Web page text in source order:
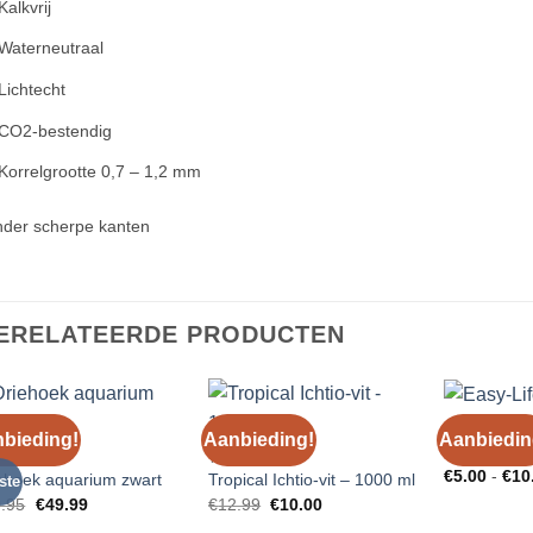
Kalkvrij
Lichtecht
bestendig
Korrelgrootte 0,7 – 1,2 mm
scherpe kanten
PRODUCTEN
aquarium zwart
Oorspronkelijke
€49.99Huidige
Aanbieding!
TROPICAL
Tropical Ichtio-vit – 1000 ml
€12.99 Oorspronkelijke
€10.00Huidige
EASY-LIFE
Easy-Life
€5.00 - €